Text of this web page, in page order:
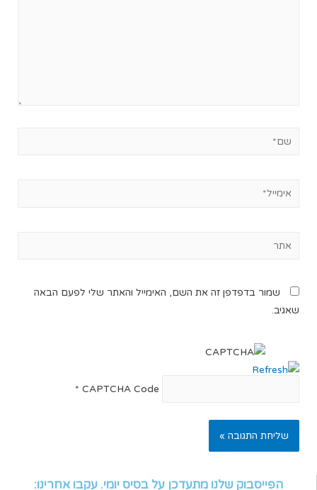
שמור בדפדפן זה את השם, האימייל והאתר שלי לפעם הבאה
שאגיב.
CAPTCHA Code
*
הפייסבוק שלנו מתעדכן על בסיס יומי. עקבו אחרינו: